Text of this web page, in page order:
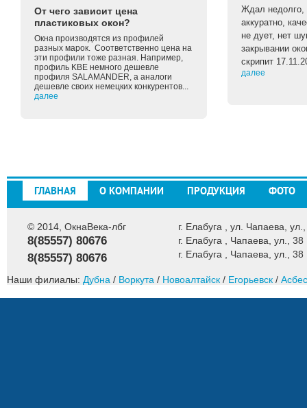
От чего зависит цена
пластиковых окон?
Окна производятся из профилей
разных марок. Соответственно цена на
эти профили тоже разная. Например,
профиль KBE немного дешевле
профиля SALAMANDER, а аналоги
дешевле своих немецких конкурентов...
далее
Ждал недолго,
аккуратно,
не дует, нет
закрывании
скрипит
далее
ГЛАВНАЯ О КОМПАНИИ ПРОДУКЦИЯ ФОТО
© 2014, ОкнаВека-лбг
8(85557) 80676
8(85557) 80676
г. Елабуга , ул. Чапаева,
г. Елабуга , Чапаева, ул., 38
г. Елабуга , Чапаева, ул., 38
Наши филиалы: Дубна / Воркута / Новоалтайск / Егорьевск /